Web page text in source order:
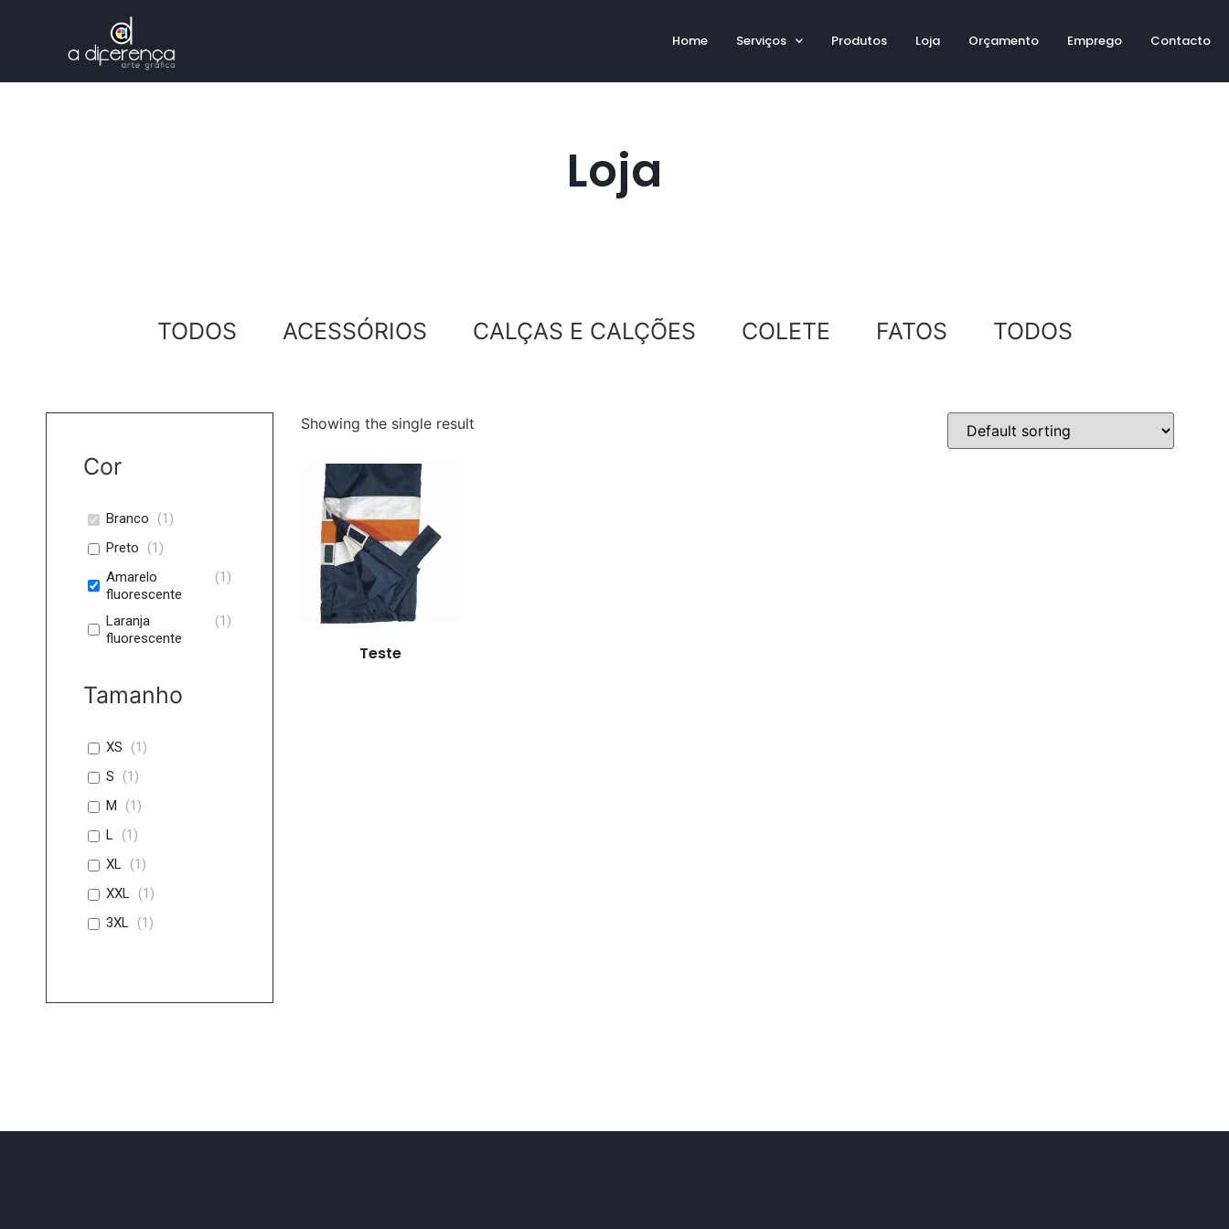
Home Serviços Produtos Loja Orçamento Emprego Contacto
Loja
TODOS ACESSÓRIOS CALÇAS E CALÇÕES COLETE FATOS TODOS
Cor
Branco (1)
Preto
(1)
Amarelo
fluorescente
(1)
Laranja
fluorescente
(1)
Tamanho
XS (1)
S
(1)
M
(1)
L
(1)
XL
(1)
XXL
(1)
3XL
(1)
Showing the single result
Teste